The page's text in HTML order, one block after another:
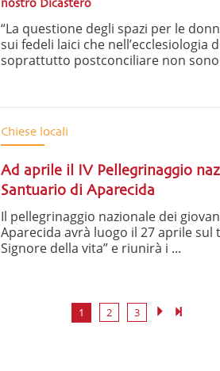
nostro Dicastero
“La questione degli spazi per le
sui fedeli laici che nell’ecclesiologia
soprattutto postconciliare non sono
Chiese locali
Ad aprile il IV Pellegrinaggio
Santuario di Aparecida
Il pellegrinaggio nazionale dei
Aparecida avrà luogo il 27 aprile sul
Signore della vita” e riunirà i ...
1 2 3